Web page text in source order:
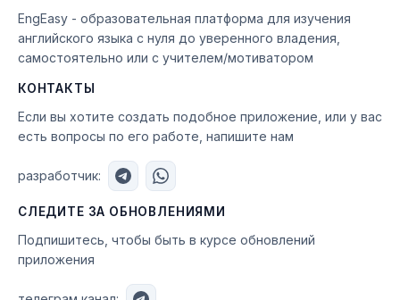
EngEasy - образовательная платформа для изучения
английского языка с нуля до уверенного владения,
самостоятельно или с учителем/мотиватором
КОНТАКТЫ
Если вы хотите создать подобное приложение, или у вас
есть вопросы по его работе, напишите нам
разработчик:
СЛЕДИТЕ ЗА ОБНОВЛЕНИЯМИ
Подпишитесь, чтобы быть в курсе обновлений
приложения